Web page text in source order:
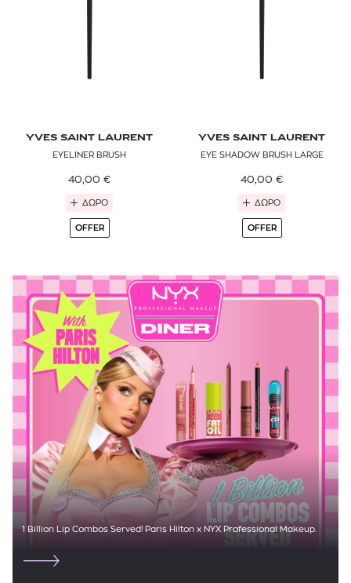
YVES SAINT LAURENT
EYELINER BRUSH
40,00 €
ΔΩΡΟ
OFFER
YVES SAINT LAURENT
EYE SHADOW BRUSH LARGE
40,00 €
ΔΩΡΟ
OFFER
1 Billion Lip Combos Served! Paris Hilton x NYX Professional Makeup.